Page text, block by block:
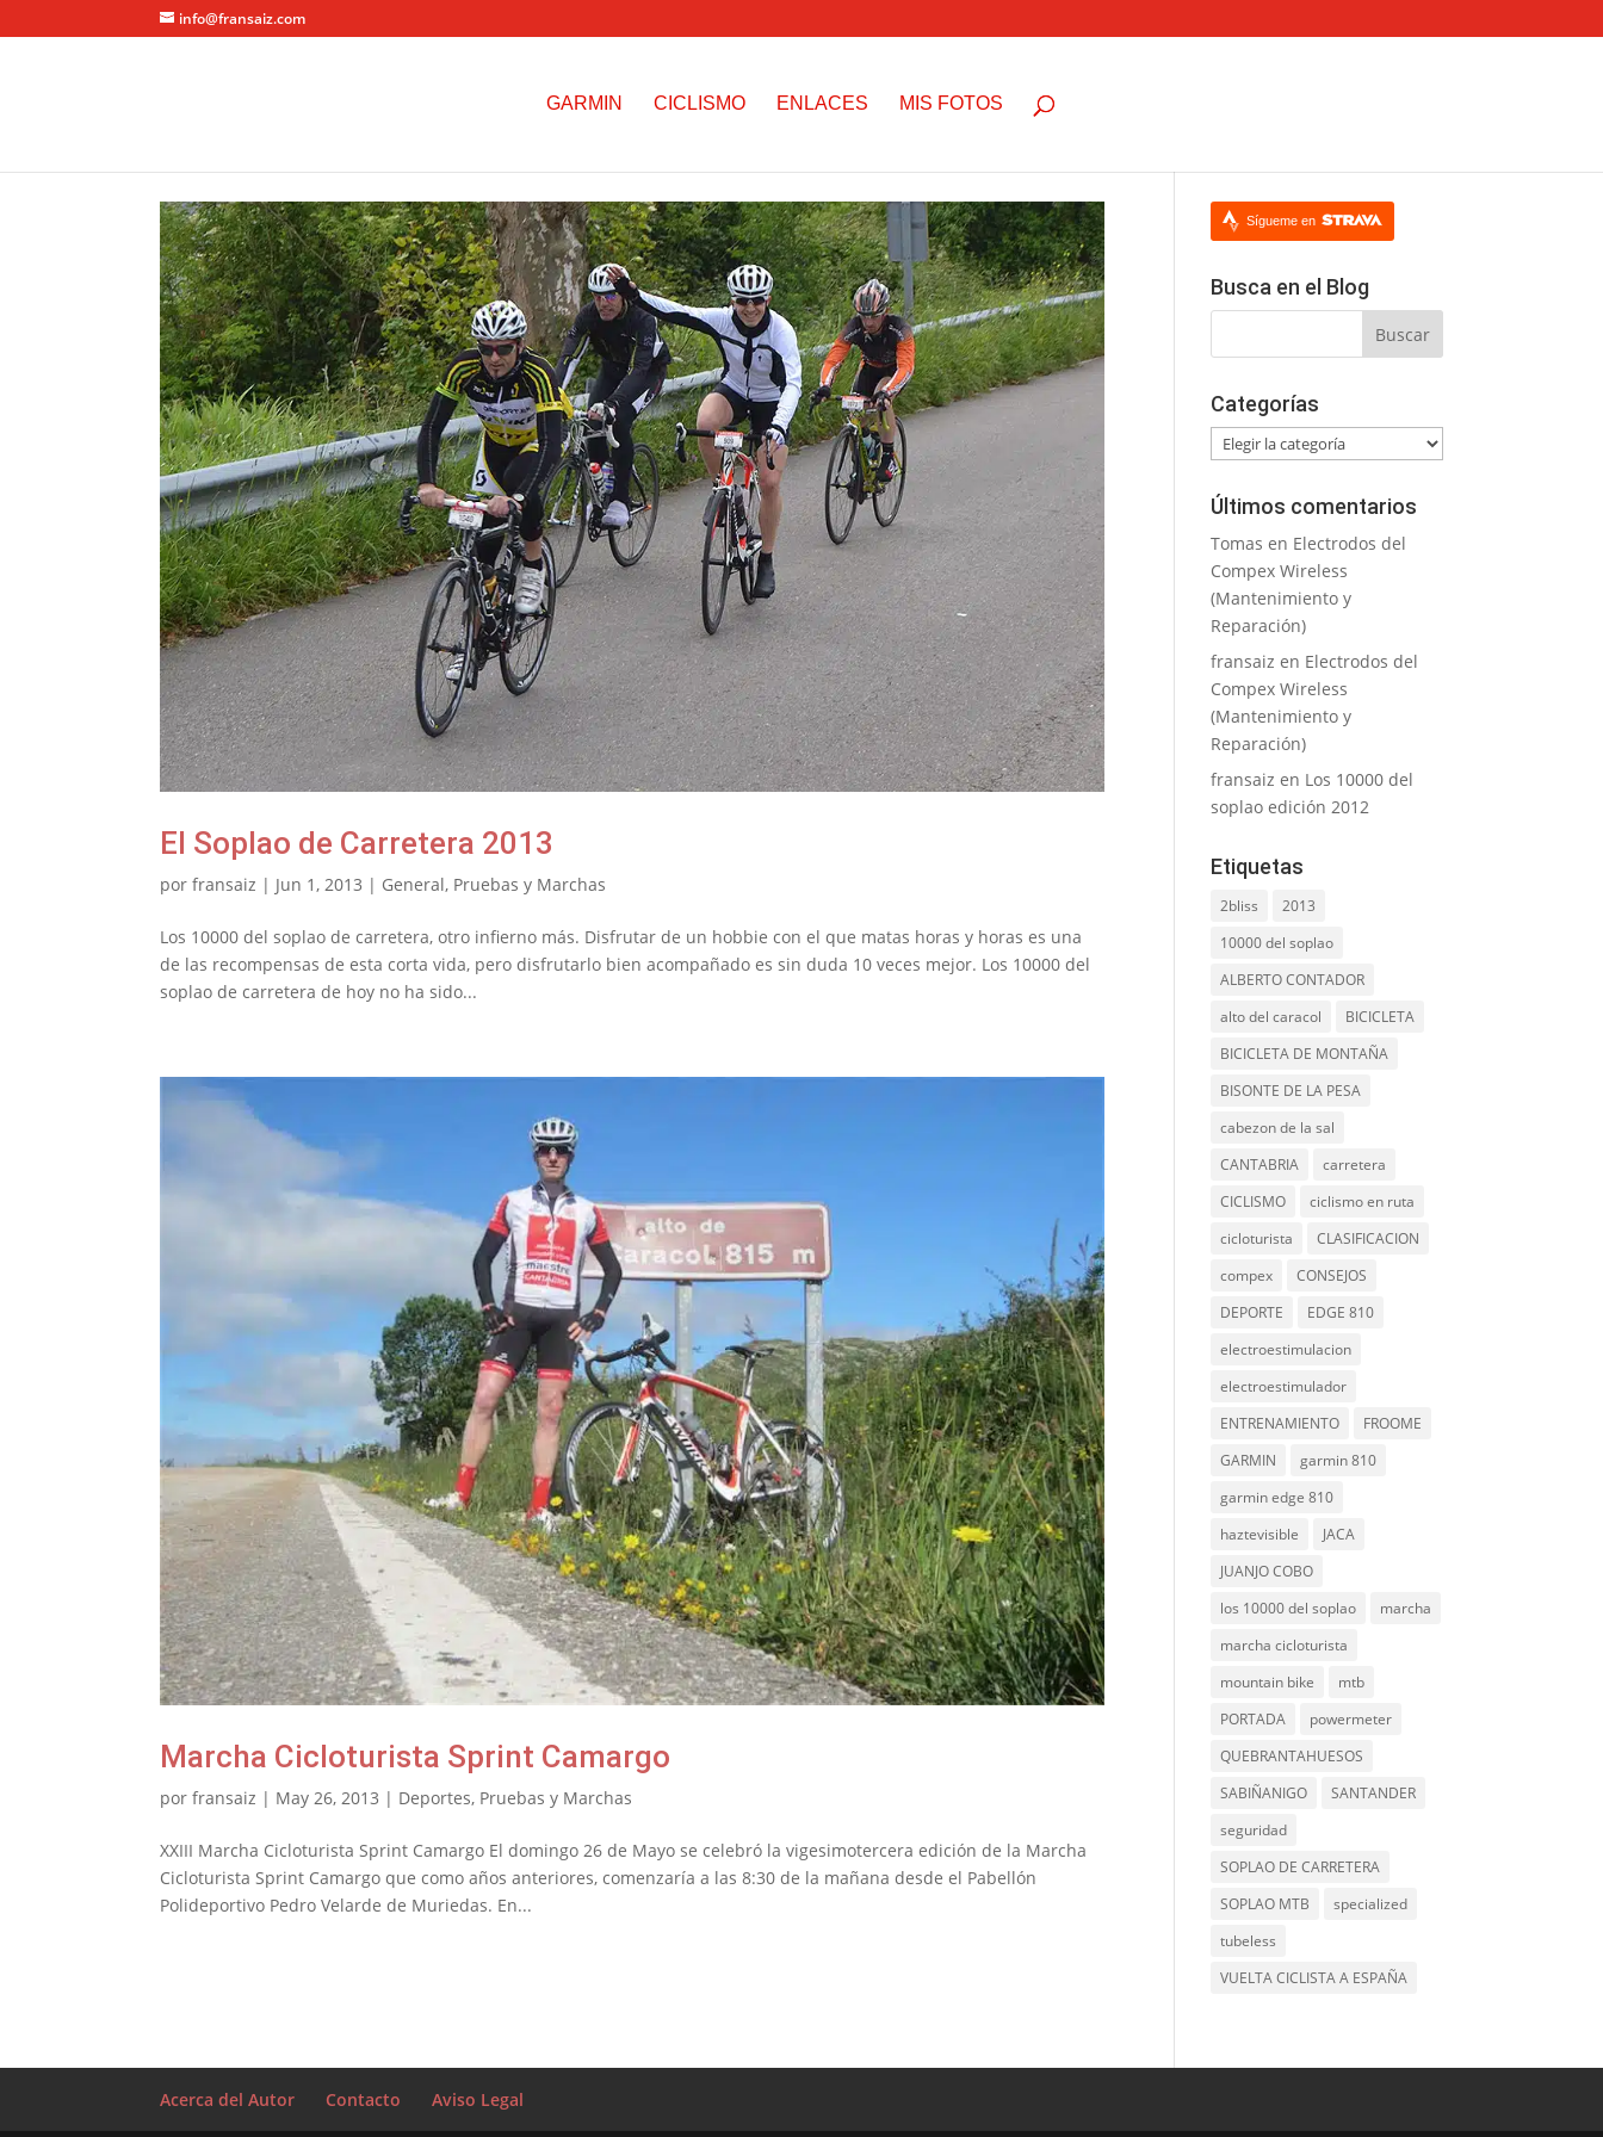
info@fransaiz.com
GARMIN CICLISMO ENLACES MIS FOTOS
El Soplao de Carretera 2013
porfransaiz | Jun 1, 2013 | General, Pruebas y Marchas
Los 10000 del soplao de carretera, otro infierno más. Disfrutar de un hobbie con el que matas horas y horas es una
de las recompensas de esta corta vida, pero disfrutarlo bien acompañado es sin duda 10 veces mejor. Los 10000 del
soplao de carretera de hoy no ha sido...
Marcha Cicloturista Sprint Camargo
porfransaiz | May 26, 2013 | Deportes, Pruebas y Marchas
XXIII Marcha Cicloturista Sprint Camargo El domingo 26 de Mayo se celebró la vigesimotercera edición de la Marcha
Cicloturista Sprint Camargo que como años anteriores, comenzaría a las 8:30 de la mañana desde el Pabellón
Polideportivo Pedro Velarde de Muriedas. En...
Sígueme en
Busca en el Blog
Categorías
Categorías
Últimos comentarios
Tomas en Electrodos del
Compex Wireless
(Mantenimiento y
Reparación)
fransaiz en Electrodos del
Compex Wireless
(Mantenimiento y
Reparación)
fransaiz en Los 10000 del
soplao edición 2012
Etiquetas
2bliss
2013
10000 del soplao
ALBERTO CONTADOR
alto del caracol
BICICLETA
BICICLETA DE MONTAÑA
BISONTE DE LA PESA
cabezon de la sal
CANTABRIA
carretera
CICLISMO
ciclismo en ruta
cicloturista
CLASIFICACION
compex
CONSEJOS
DEPORTE
EDGE 810
electroestimulacion
electroestimulador
ENTRENAMIENTO
FROOME
GARMIN
garmin 810
garmin edge 810
haztevisible
JACA
JUANJO COBO
los 10000 del soplao
marcha
marcha cicloturista
mountain bike
mtb
PORTADA
powermeter
QUEBRANTAHUESOS
SABIÑANIGO
SANTANDER
seguridad
SOPLAO DE CARRETERA
SOPLAO MTB
specialized
tubeless
VUELTA CICLISTA A ESPAÑA
Acerca del Autor Contacto Aviso Legal